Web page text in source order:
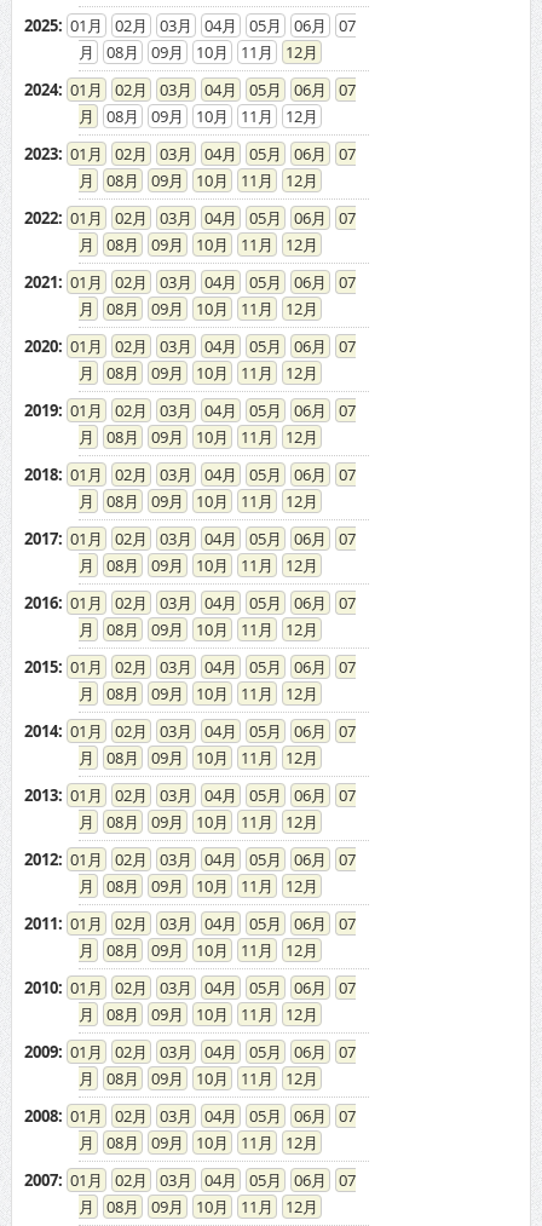
2025: 01 02 03 04 05 06
07
08
09 10 11
12
2024: 01 02 03 04 05 06
07
08
09 10 11
12
2023: 01 02 03 04 05 06
07
08
09 10 11
12
2022: 01 02 03 04 05 06
07
08
09 10 11
12
2021: 01 02 03 04 05 06
07
08
09 10 11
12
2020: 01 02 03 04 05 06
07
08
09 10 11
12
2019: 01 02 03 04 05 06
07
08
09 10 11
12
2018: 01 02 03 04 05 06
07
08
09 10 11
12
2017: 01 02 03 04 05 06
07
08
09 10 11
12
2016: 01 02 03 04 05 06
07
08
09 10 11
12
2015: 01 02 03 04 05 06
07
08
09 10 11
12
2014: 01 02 03 04 05 06
07
08
09 10 11
12
2013: 01 02 03 04 05 06
07
08
09 10 11
12
2012: 01 02 03 04 05 06
07
08
09 10 11
12
2011: 01 02 03 04 05 06
07
08
09 10 11
12
2010: 01 02 03 04 05 06
07
08
09 10 11
12
2009: 01 02 03 04 05 06
07
08
09 10 11
12
2008: 01 02 03 04 05 06
07
08
09 10 11
12
2007: 01 02 03 04 05 06
07
08
09 10 11
12